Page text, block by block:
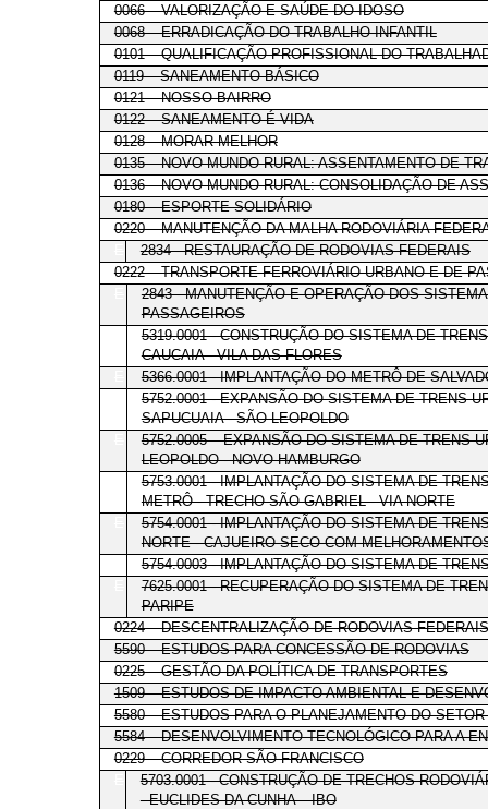
0066 – VALORIZAÇÃO E SAÚDE DO IDOSO
0068 – ERRADICAÇÃO DO TRABALHO INFANTIL
0101 – QUALIFICAÇÃO PROFISSIONAL DO
0119 – SANEAMENTO BÁSICO
0121 – NOSSO BAIRRO
0122 – SANEAMENTO É VIDA
0128 – MORAR MELHOR
0135 – NOVO MUNDO RURAL: ASSENTAMENTO DE
0136 – NOVO MUNDO RURAL: CONSOLIDAÇÃO DE
0180 – ESPORTE SOLIDÁRIO
0220 – MANUTENÇÃO DA MALHA RODOVIÁRIA
2834 - RESTAURAÇÃO DE RODOVIAS FEDERAIS
0222 – TRANSPORTE FERROVIÁRIO URBANO E DE
2843 - MANUTENÇÃO E OPERAÇÃO DOS
PASSAGEIROS
5319.0001 - CONSTRUÇÃO DO SISTEMA DE
CAUCAIA - VILA DAS FLORES
5366.0001 - IMPLANTAÇÃO DO METRÔ DE
5752.0001 - EXPANSÃO DO SISTEMA DE TRENS
SAPUCUAIA - SÃO LEOPOLDO
5752.0005 – EXPANSÃO DO SISTEMA DE TRENS
LEOPOLDO - NOVO HAMBURGO
5753.0001 - IMPLANTAÇÃO DO SISTEMA DE
METRÔ - TRECHO SÃO GABRIEL - VIA NORTE
5754.0001 - IMPLANTAÇÃO DO SISTEMA DE
NORTE - CAJUEIRO SECO COM
5754.0003 - IMPLANTAÇÃO DO SISTEMA DE
7625.0001 - RECUPERAÇÃO DO SISTEMA DE
PARIPE
0224 – DESCENTRALIZAÇÃO DE RODOVIAS FEDERAIS
5590 – ESTUDOS PARA CONCESSÃO DE RODOVIAS
0225 – GESTÃO DA POLÍTICA DE TRANSPORTES
1509 – ESTUDOS DE IMPACTO AMBIENTAL E
5580 – ESTUDOS PARA O PLANEJAMENTO DO
5584 – DESENVOLVIMENTO TECNOLÓGICO PARA A
0229 – CORREDOR SÃO FRANCISCO
5703.0001 - CONSTRUÇÃO DE TRECHOS
- EUCLIDES DA CUNHA – IBO